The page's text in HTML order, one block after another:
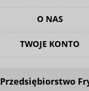
O NAS
TWOJE KONTO
Przedsiębiorstwo